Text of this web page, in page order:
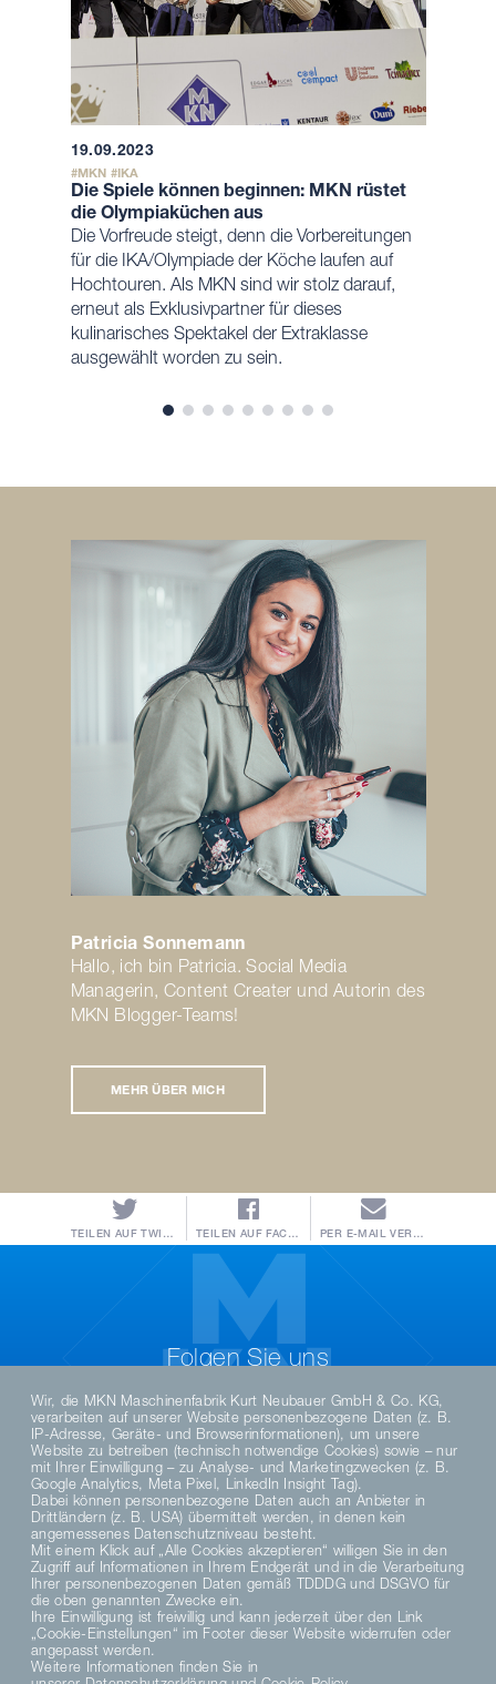
19.09.2023
MKN IKA
Die Spiele können beginnen: MKN rüstet
die Olympiaküchen aus
Die Vorfreude steigt, denn die Vorbereitungen
für die IKA/Olympiade der Köche laufen auf
Hochtouren. Als MKN sind wir stolz darauf,
erneut als Exklusivpartner für dieses
kulinarisches Spektakel der Extraklasse
ausgewählt worden zu sein.
Patricia Sonnemann
Hallo, ich bin Patricia. Social Media
Managerin, Content Creater und Autorin des
MKN Blogger-Teams!
MEHR ÜBER MICH
TEILEN AUF TWITTER TEILEN AUF FACEBOOK PER E-MAIL VERSENDEN
Folgen Sie uns
DE
DATENSCHUTZHINWEISE
DATENSCHUTZERKLÄRUNG SOCIAL MEDIA
Wir, die MKN Maschinenfabrik Kurt Neubauer GmbH & Co. KG,
verarbeiten auf unserer Website personenbezogene Daten (z. B.
IP-Adresse, Geräte- und Browserinformationen), um unsere
Website zu betreiben (technisch notwendige Cookies) sowie – nur
mit Ihrer Einwilligung – zu Analyse- und Marketingzwecken (z. B.
Google Analytics, Meta Pixel, LinkedIn Insight Tag).
Dabei können personenbezogene Daten auch an Anbieter in
Drittländern (z. B. USA) übermittelt werden, in denen kein
angemessenes Datenschutzniveau besteht.
Mit einem Klick auf „Alle Cookies akzeptieren“ willigen Sie in den
Zugriff auf Informationen in Ihrem Endgerät und in die Verarbeitung
Ihrer personenbezogenen Daten gemäß TDDDG und DSGVO für
die oben genannten Zwecke ein.
Ihre Einwilligung ist freiwillig und kann jederzeit über den Link
„Cookie-Einstellungen“ im Footer dieser Website widerrufen oder
angepasst werden.
Weitere Informationen finden Sie in